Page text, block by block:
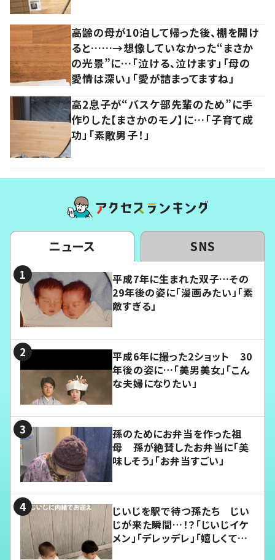
高齢の母が10泊して帰った後、棚を開け
ると……→想像していなかった“まさか
の光景”に…「泣ける、泣けます」「母の
愛情は深い」「愛が詰まってますね」
高2息子が“バスケ部先輩のため”に手
作りした【まさかのモノ】に…「子育て成
功」「素敵男子！」
ニュース SNS
平成7年に生まれた双子…その
29年後の姿に「漫画みたい」「素
敵すぎる」
平成6年に撮った2ショット 30
年後の姿に…「美男美女」「こん
な夫婦になりたい」
孫のためにお弁当を作った祖
母 孫が絶賛したお弁当に「美
味しそう」「お弁当すごい」
じいじを駅で待つ孫たち じい
じが来た瞬間…！？「じいじイケ
メン」「デレッデレ」「嬉しくて可